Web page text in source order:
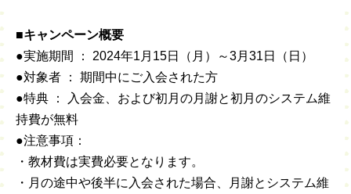
■キャンペーン概要
●実施期間 ： 2024年1月15日（月）～3月31日（日）
●対象者 ： 期間中にご入会された方
●特典 ： 入会金、および初月の月謝と初月のシステム維
持費が無料
●注意事項：
・教材費は実費必要となります。
・月の途中や後半に入会された場合、月謝とシステム維